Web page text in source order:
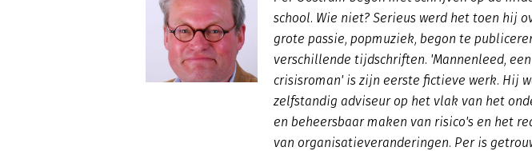
school. Wie niet? Serieus werd het toen hij
grote passie, popmuziek, begon te
verschillende tijdschriften. 'Mannenleed, een
crisisroman' is zijn eerste fictieve werk. Hij
zelfstandig adviseur op het vlak van het
en beheersbaar maken van risico's en het
van organisatieveranderingen. Per is